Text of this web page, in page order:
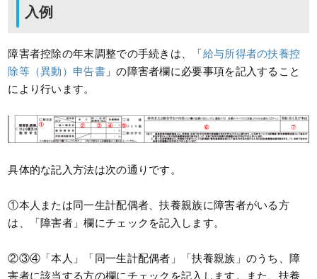
入例
障害者控除の年末調整での手続きは、「給与所得者の扶養控
除等（異動）申告書」の障害者欄に必要事項を記入すること
により行います。
具体的な記入方法は次の通りです。
①本人または同一生計配偶者、扶養親族に障害者がいる方
は、「障害者」欄にチェックを記入します。
②③④「本人」「同一生計配偶者」「扶養親族」のうち、障
害者に該当する方の欄にチェックを記入します。また、扶養